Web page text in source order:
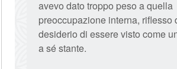
avevo dato troppo peso a quella
preoccupazione interna, riflesso
desiderio di essere visto come
a sé stante.